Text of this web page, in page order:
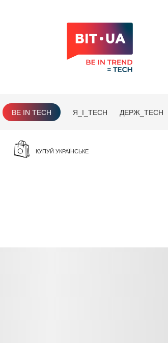
BE IN TECH Я_І_TECH ДЕРЖ_TECH
КУПУЙ УКРАЇНСЬКЕ